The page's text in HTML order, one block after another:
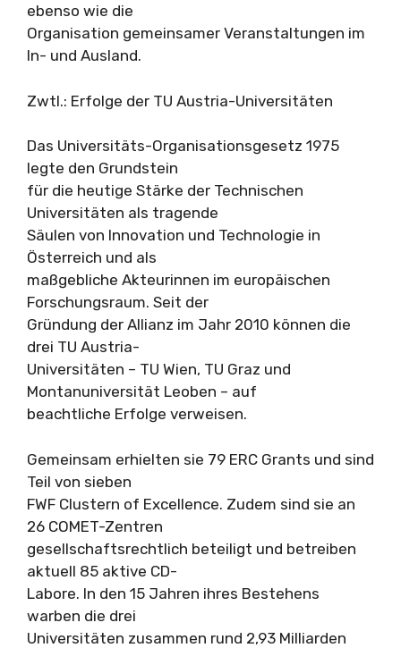
ebenso wie die
Organisation gemeinsamer Veranstaltungen im
In- und Ausland.
Zwtl.: Erfolge der TU Austria-Universitäten
Das Universitäts-Organisationsgesetz 1975
legte den Grundstein
für die heutige Stärke der Technischen
Universitäten als tragende
Säulen von Innovation und Technologie in
Österreich und als
maßgebliche Akteurinnen im europäischen
Forschungsraum. Seit der
Gründung der Allianz im Jahr 2010 können die
drei TU Austria-
Universitäten – TU Wien, TU Graz und
Montanuniversität Leoben – auf
beachtliche Erfolge verweisen.
Gemeinsam erhielten sie 79 ERC Grants und sind
Teil von sieben
FWF Clustern of Excellence. Zudem sind sie an
26 COMET-Zentren
gesellschaftsrechtlich beteiligt und betreiben
aktuell 85 aktive CD-
Labore. In den 15 Jahren ihres Bestehens
warben die drei
Universitäten zusammen rund 2,93 Milliarden